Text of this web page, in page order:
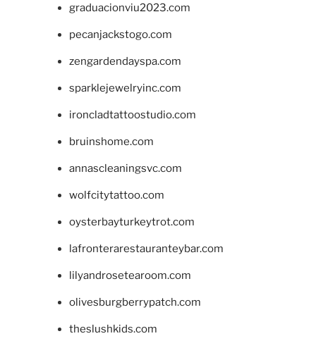
graduacionviu2023.com
pecanjackstogo.com
zengardendayspa.com
sparklejewelryinc.com
ironcladtattoostudio.com
bruinshome.com
annascleaningsvc.com
wolfcitytattoo.com
oysterbayturkeytrot.com
lafronterarestauranteybar.com
lilyandrosetearoom.com
olivesburgberrypatch.com
theslushkids.com